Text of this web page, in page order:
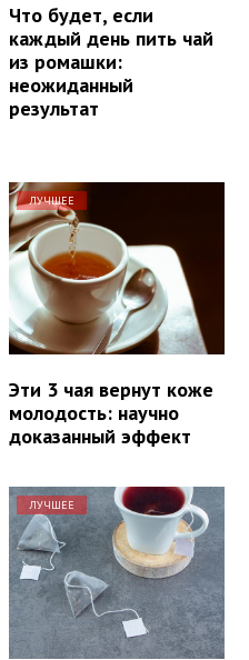
Что будет, если
каждый день пить чай
из ромашки:
неожиданный
результат
ЛУЧШЕЕ
Эти 3 чая вернут коже
молодость: научно
доказанный эффект
ЛУЧШЕЕ